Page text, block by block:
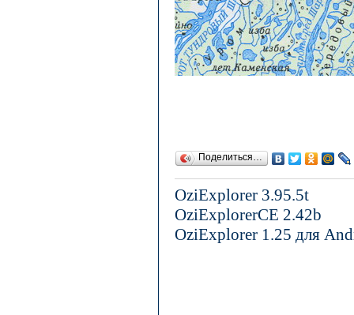
Поделиться…
OziExplorer 3.95.5t
OziExplorerCE 2.42b
OziExplorer 1.25 для